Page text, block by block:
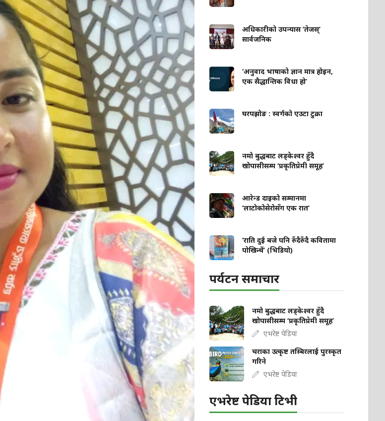
अधिकारीको उपन्यास ‘तेजस्’
सार्वजनिक
‘अनुवाद भाषाको ज्ञान मात्र होइन,
एक सैद्धान्तिक विधा हो’
घरपझोङ : स्वर्गको एउटा टुक्रा
नमो बुद्धबाट लड्केश्वर हुँदै
खोपासीसम्म ‘प्रकृतिप्रेमी समूह’
आरेन्ड दाइको सम्मानमा
‘लाटोकोसेरोसँग एक रात’
‘राति दुई बजे पनि रुँदैरुँदै कवितामा
पोखिन्थें’ (भिडियो)
पर्यटन समाचार
नमो बुद्धबाट लड्केश्वर हुँदै
खोपासीसम्म ‘प्रकृतिप्रेमी समूह’
एभरेष्ट पेडिया
चराका उत्कृष्ट तस्बिरलाई पुरस्कृत
गरिने
एभरेष्ट पेडिया
एभरेष्ट पेडिया टिभी